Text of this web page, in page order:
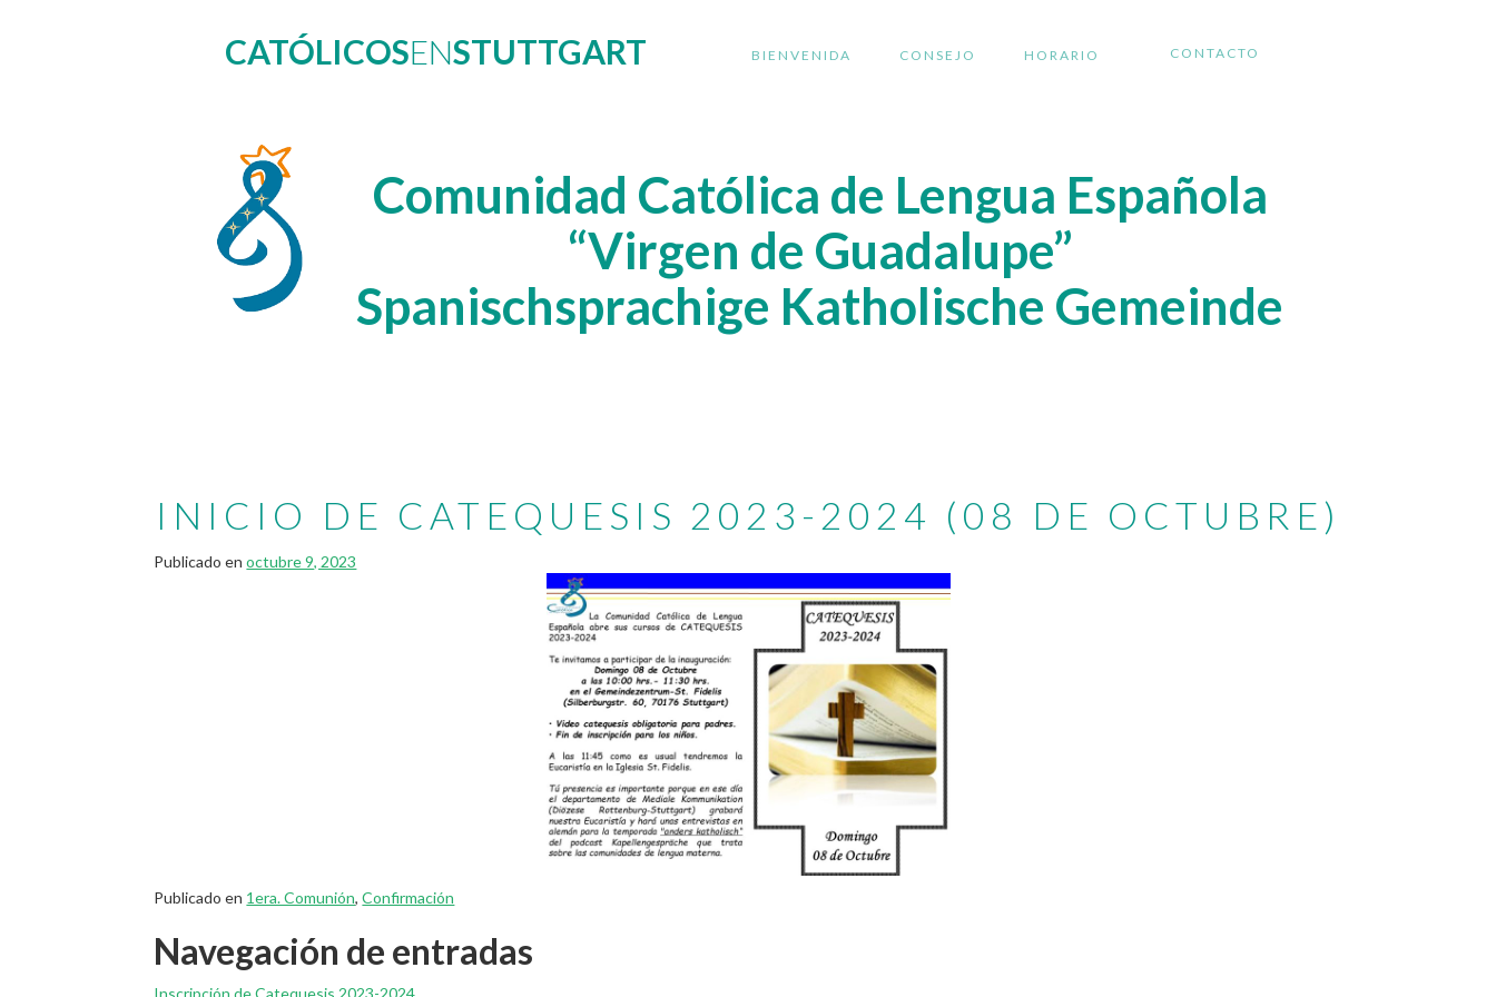
CATÓLICOSENSTUTTGART BIENVENIDA CONSEJO HORARIO CONTACTO
Comunidad Católica de Lengua Española
“Virgen de Guadalupe”
Spanischsprachige Katholische Gemeinde
INICIO DE CATEQUESIS 2023-2024 (08 DE OCTUBRE)
Publicado enoctubre 9, 2023
Publicado en 1era. Comunión,Confirmación
Navegación de entradas
Inscripción de Catequesis 2023-2024